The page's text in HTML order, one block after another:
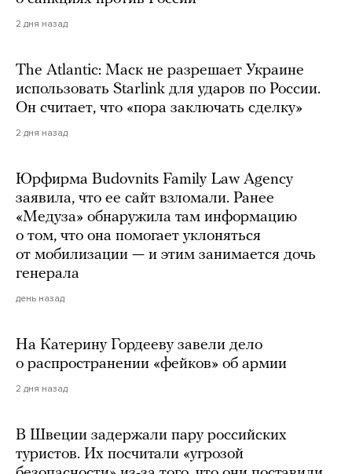
2 дня назад
The Atlantic: Маск не разрешает Украине
использовать Starlink для ударов по России.
Он считает, что «пора заключать сделку»
2 дня назад
Юрфирма Budovnits Family Law Agency
заявила, что ее сайт взломали. Ранее
«Медуза» обнаружила там информацию
о том, что она помогает уклоняться
от мобилизации — и этим занимается дочь
генерала
день назад
На Катерину Гордееву завели дело
о распространении «фейков» об армии
2 дня назад
В Швеции задержали пару российских
туристов. Их посчитали «угрозой